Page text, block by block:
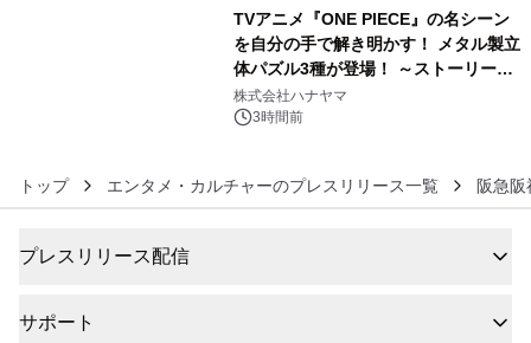
TVアニメ『ONE PIECE』の名シーン
を自分の手で解き明かす！ メタル製立
体パズル3種が登場！ ～ストーリーと
ギミックが融合した 大人の体験型パズ
ルが8月7日(金)12時より先行予約受付
株式会社ハナヤマ
3時間前
トップ エンタメ・カルチャーのプレスリリース一覧 阪急
プレスリリース配信
サポート